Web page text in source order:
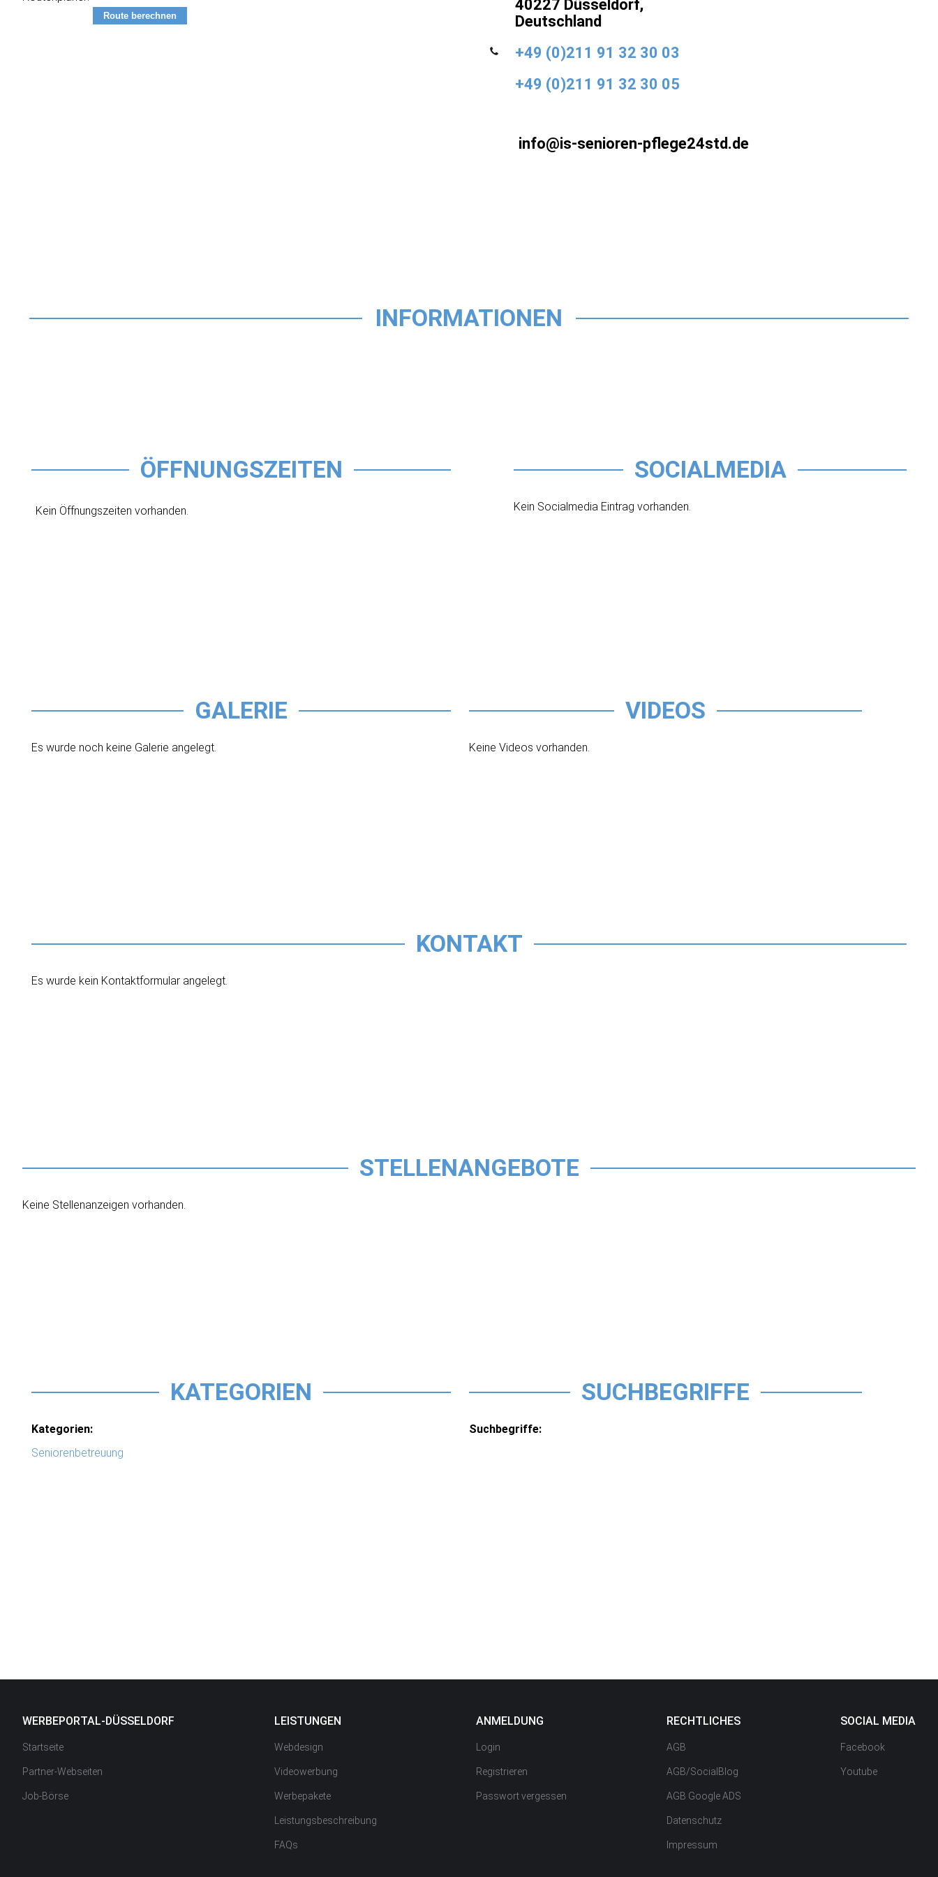
40227 Düsseldorf,
Deutschland
+49 (0)211 91 32 30 03
+49 (0)211 91 32 30 05
info@is-senioren-pflege24std.de
INFORMATIONEN
ÖFFNUNGSZEITEN
Kein Öffnungszeiten vorhanden.
SOCIALMEDIA
Kein Socialmedia Eintrag vorhanden.
GALERIE
Es wurde noch keine Galerie angelegt.
VIDEOS
Keine Videos vorhanden.
KONTAKT
Es wurde kein Kontaktformular angelegt.
STELLENANGEBOTE
Keine Stellenanzeigen vorhanden.
KATEGORIEN
Kategorien:
Seniorenbetreuung
SUCHBEGRIFFE
Suchbegriffe:
WERBEPORTAL-DÜSSELDORF
Startseite
Partner-Webseiten
Job-Börse
LEISTUNGEN
Webdesign
Videowerbung
Werbepakete
Leistungsbeschreibung
FAQs
ANMELDUNG
Login
Registrieren
Passwort vergessen
RECHTLICHES
AGB
AGB/SocialBlog
AGB Google ADS
Datenschutz
Impressum
SOCIAL MEDIA
Facebook
Youtube